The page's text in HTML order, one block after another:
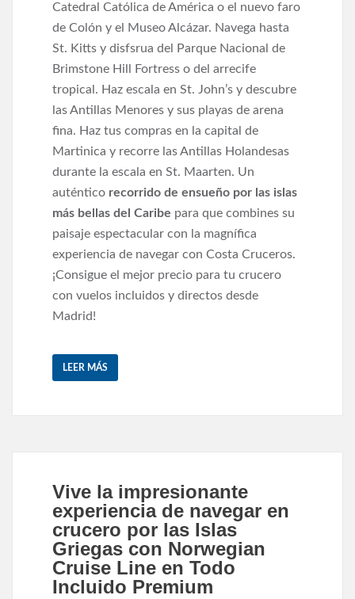
Catedral Católica de América o el nuevo faro
de Colón y el Museo Alcázar. Navega hasta
St. Kitts y disfsrua del Parque Nacional de
Brimstone Hill Fortress o del arrecife
tropical. Haz escala en St. John’s y descubre
las Antillas Menores y sus playas de arena
fina. Haz tus compras en la capital de
Martinica y recorre las Antillas Holandesas
durante la escala en St. Maarten. Un
auténtico recorrido de ensueño por las islas
más bellas del Caribe para que combines su
paisaje espectacular con la magnífica
experiencia de navegar con Costa Cruceros.
¡Consigue el mejor precio para tu crucero
con vuelos incluidos y directos desde
Madrid!
LEER MÁS
Vive la impresionante
experiencia de navegar en
crucero por las Islas
Griegas con Norwegian
Cruise Line en Todo
Incluido Premium